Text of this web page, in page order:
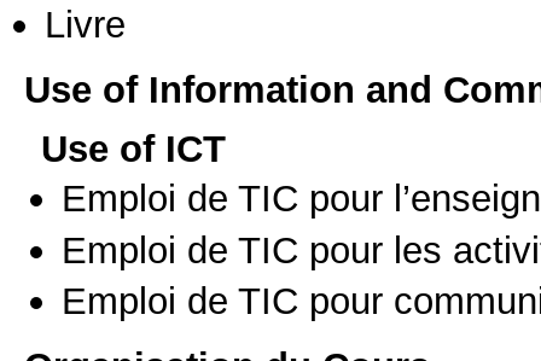
Livre
Use of Information and
Use of ICT
Emploi de TIC pour
Emploi de TIC pour les
Emploi de TIC pour